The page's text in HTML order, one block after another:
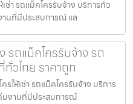
ช่า รถแม็คโครรับจ้าง บริการทั่ว
านที่มีประสบการณ์ แล
รถแม็คโครรับจ้าง รถ
ทั่วไทย ราคาถูก
รให้เช่า รถแม็คโครรับจ้าง บริการ
มงานที่มีประสบการณ์